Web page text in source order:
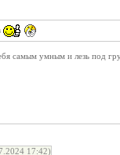
самым умным и лезь под
17:42)